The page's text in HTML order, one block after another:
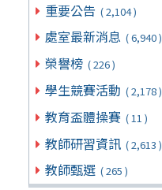
重要公告 ( 2,104 )
處室最新消息 ( 6,940 )
榮譽榜 ( 226 )
學生競賽活動 ( 2,178 )
教育盃體操賽 ( 11 )
教師研習資訊 ( 2,613 )
教師甄選 ( 265 )